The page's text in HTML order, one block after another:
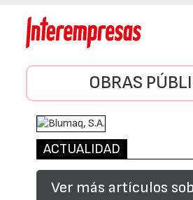
OBRAS
ACTUALIDAD
Ver más artículos